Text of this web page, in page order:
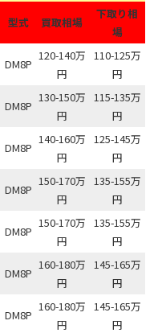
型式 買取相場
下取り相
場
DM8P
120-140万
円
110-125万
円
DM8P
130-150万
円
115-135万
円
DM8P
140-160万
円
125-145万
円
DM8P
150-170万
円
135-155万
円
DM8P
150-170万
円
135-155万
円
DM8P
160-180万
円
145-165万
円
DM8P
160-180万
円
145-165万
円